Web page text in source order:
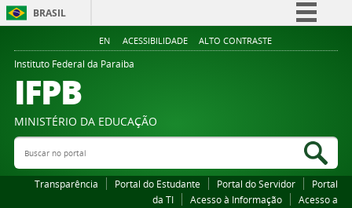
BRASIL
Simplifique!
Legislação
EN ACESSIBILIDADE ALTO CONTRASTE
Instituto Federal da Paraiba
IFPB
MINISTÉRIO DA EDUCAÇÃO
Buscar no portal
Transparência Portal do Estudante Portal do Servidor
Portal
da TI
Acesso à Informação
Acesso a